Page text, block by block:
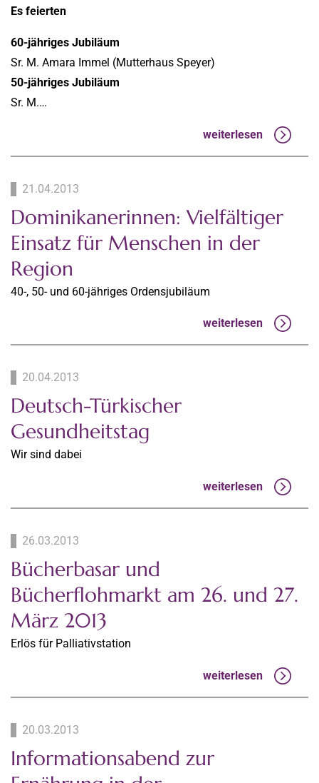
Es feierten
60-jähriges Jubiläum
Sr. M. Amara Immel (Mutterhaus Speyer)
50-jähriges Jubiläum
Sr. M.…
weiterlesen
21.04.2013
Dominikanerinnen: Vielfältiger
Einsatz für Menschen in der
Region
40-, 50- und 60-jähriges Ordensjubiläum
weiterlesen
20.04.2013
Deutsch-Türkischer
Gesundheitstag
Wir sind dabei
weiterlesen
26.03.2013
Bücherbasar und
Bücherflohmarkt am 26. und 27.
März 2013
Erlös für Palliativstation
weiterlesen
20.03.2013
Informationsabend zur